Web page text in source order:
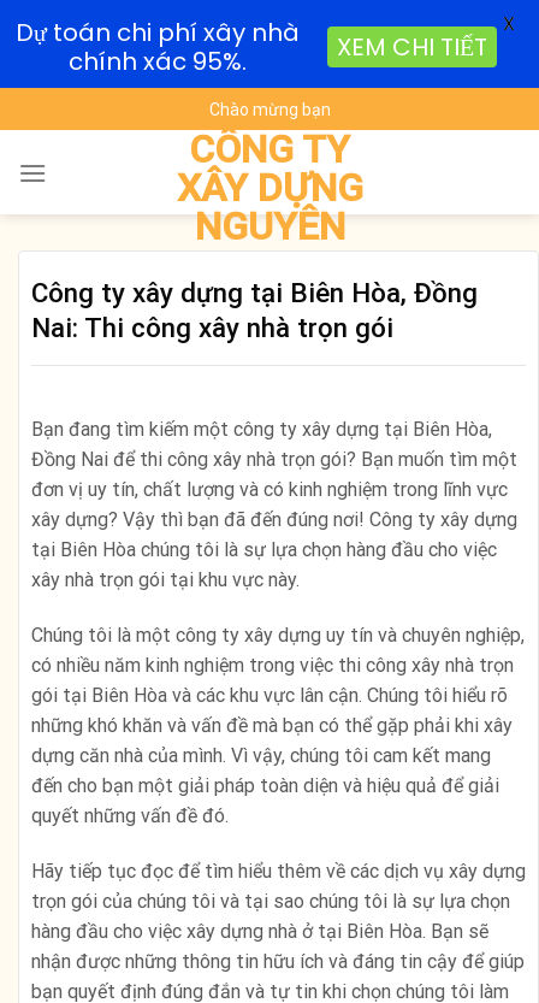
to
content
Chào mừng bạn
CÔNG TY
XÂY DỰNG
NGUYÊN
Công ty xây dựng tại Biên Hòa, Đồng
Nai: Thi công xây nhà trọn gói
Bạn đang tìm kiếm một công ty xây dựng tại Biên Hòa,
Đồng Nai để thi công xây nhà trọn gói? Bạn muốn tìm một
đơn vị uy tín, chất lượng và có kinh nghiệm trong lĩnh vực
xây dựng? Vậy thì bạn đã đến đúng nơi! Công ty xây dựng
tại Biên Hòa chúng tôi là sự lựa chọn hàng đầu cho việc
xây nhà trọn gói tại khu vực này.
Chúng tôi là một công ty xây dựng uy tín và chuyên nghiệp,
có nhiều năm kinh nghiệm trong việc thi công xây nhà trọn
gói tại Biên Hòa và các khu vực lân cận. Chúng tôi hiểu rõ
những khó khăn và vấn đề mà bạn có thể gặp phải khi xây
dựng căn nhà của mình. Vì vậy, chúng tôi cam kết mang
đến cho bạn một giải pháp toàn diện và hiệu quả để giải
quyết những vấn đề đó.
Hãy tiếp tục đọc để tìm hiểu thêm về các dịch vụ xây dựng
trọn gói của chúng tôi và tại sao chúng tôi là sự lựa chọn
hàng đầu cho việc xây dựng nhà ở tại Biên Hòa. Bạn sẽ
nhận được những thông tin hữu ích và đáng tin cậy để giúp
bạn quyết định đúng đắn và tự tin khi chọn chúng tôi làm
Dự toán chi phí xây nhà
chính xác 95%.
XEM CHI TIẾT
X